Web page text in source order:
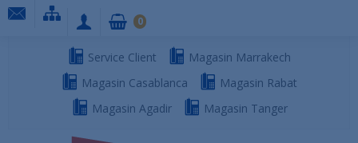
Service Client
Magasin Marrakech
Magasin Casablanca
Magasin Rabat
Magasin Agadir
Magasin Tanger
0